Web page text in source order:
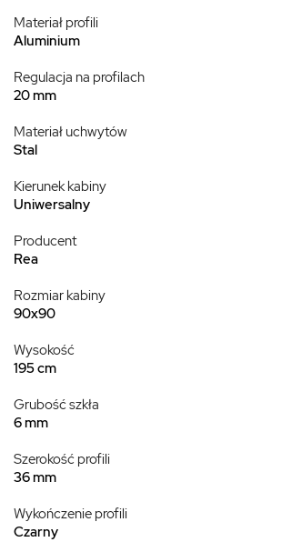
Materiał profili
Aluminium
Regulacja na profilach
20 mm
Materiał uchwytów
Stal
Kierunek kabiny
Uniwersalny
Producent
Rea
Rozmiar kabiny
90x90
Wysokość
195 cm
Grubość szkła
6 mm
Szerokość profili
36 mm
Wykończenie profili
Czarny